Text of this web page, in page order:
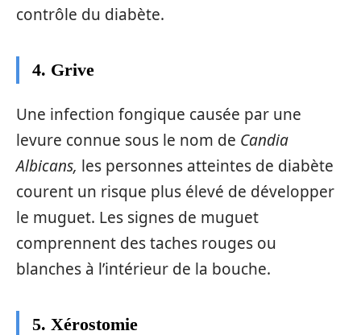
contrôle du diabète.
4. Grive
Une infection fongique causée par une
levure connue sous le nom de Candia
Albicans, les personnes atteintes de diabète
courent un risque plus élevé de développer
le muguet. Les signes de muguet
comprennent des taches rouges ou
blanches à l’intérieur de la bouche.
5. Xérostomie